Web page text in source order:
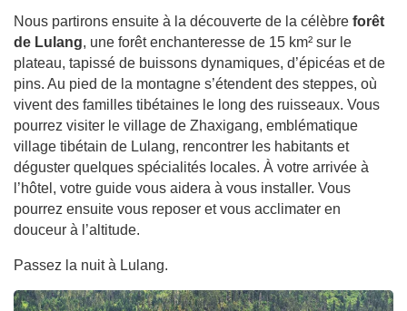
Nous partirons ensuite à la découverte de la célèbre forêt
de Lulang, une forêt enchanteresse de 15 km² sur le
plateau, tapissé de buissons dynamiques, d’épicéas et de
pins. Au pied de la montagne s’étendent des steppes, où
vivent des familles tibétaines le long des ruisseaux. Vous
pourrez visiter le village de Zhaxigang, emblématique
village tibétain de Lulang, rencontrer les habitants et
déguster quelques spécialités locales. À votre arrivée à
l’hôtel, votre guide vous aidera à vous installer. Vous
pourrez ensuite vous reposer et vous acclimater en
douceur à l’altitude.
Passez la nuit à Lulang.